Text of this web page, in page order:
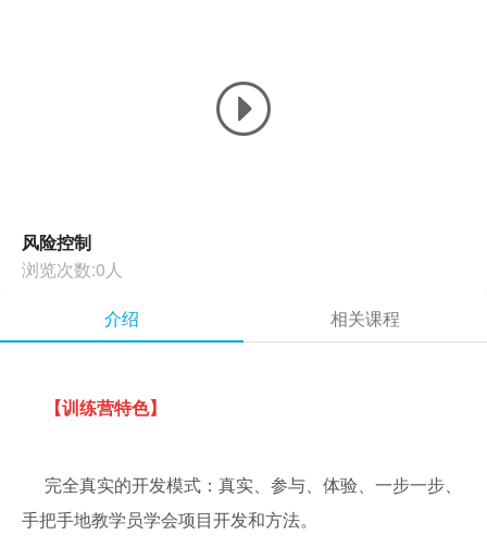
风险控制
浏览次数:0人
介绍
相关课程